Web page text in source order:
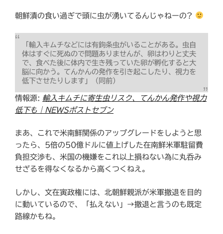
朝鮮漬の食い過ぎで頭に虫が湧いてるんじゃねーの?
「輸入キムチなどには有鉤条虫がいることがある。虫自
体はすぐに死ぬので問題ありませんが、卵はわりと丈夫
で、食べた後に体内で生き残っていた卵が孵化すると大
脳に向かう。てんかんの発作を引き起こしたり、視力を
低下させたりします」（同前）
情報源: 輸入キムチに寄生虫リスク、てんかん発作や視力
低下も｜NEWSポストセブン
まあ、これで米南鮮関係のアップグレードをしようと思
ったら、5倍の50億ドルに値上げした在南鮮米軍駐留費
負担交渉も、米国の機嫌をこれ以上損ねない為に丸呑み
せざるを得なくなるから高くつくねえ。
しかし、文在寅政権には、北朝鮮親派が米軍撤退を目的
に動いているので、「払えない」→撤退と言うのも既定
路線かもね。